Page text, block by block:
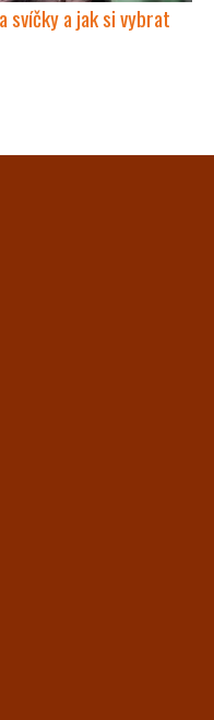
svíčky a jak si vybrat